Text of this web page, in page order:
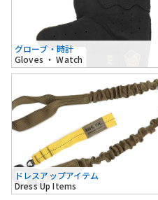
グローブ・時計
Gloves ・ Watch
ドレスアップアイテム
Dress Up Items